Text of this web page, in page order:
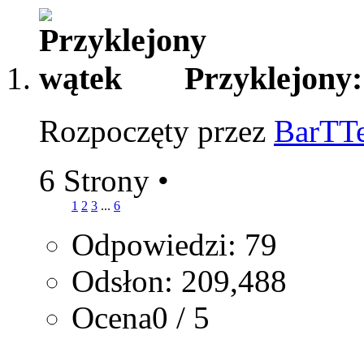
Rozpoczęty przez
6 Strony •
1 2 3 ... 6
Odpowiedzi: 79
Odsłon: 209,488
Ocena0 / 5